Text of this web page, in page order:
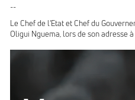
--
Le Chef de l'Etat et Chef du
Oligui Nguema, lors de son adresse